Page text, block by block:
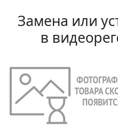
Замена или
в